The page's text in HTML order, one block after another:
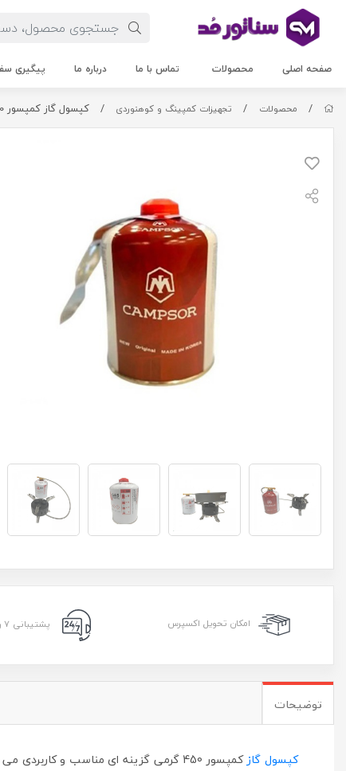
صفحه اصلی محصولات تماس با ما درباره ما پیگیری
/ محصولات / تجهیزات کمپینگ و کوهنوردی / کپسول گاز کمپسور 450 گرمی
امکان تحویل اکسپرس پشتیبانی ۷ روزه ۲۴ ساعته
توضیحات
کپسول گاز
کمپسور 450 گرمی گزینه ای مناسب و